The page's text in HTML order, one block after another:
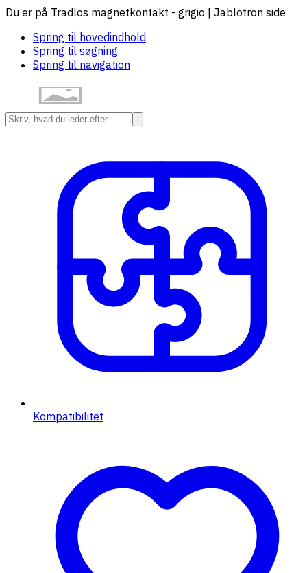
Du er på Tradlos magnetkontakt - grigio | Jablotron side
Spring til hovedindhold
Spring til søgning
Spring til navigation
Kompatibilitet